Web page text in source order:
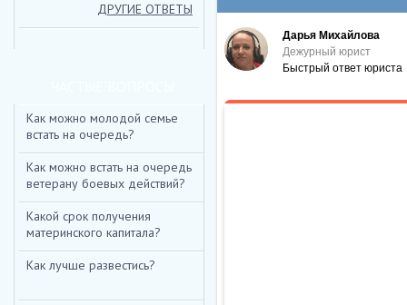
ДРУГИЕ ОТВЕТЫ
Как можно молодой семье
встать на очередь?
Как можно встать на очередь
ветерану боевых действий?
Какой срок получения
материнского капитала?
Как лучше развестись?